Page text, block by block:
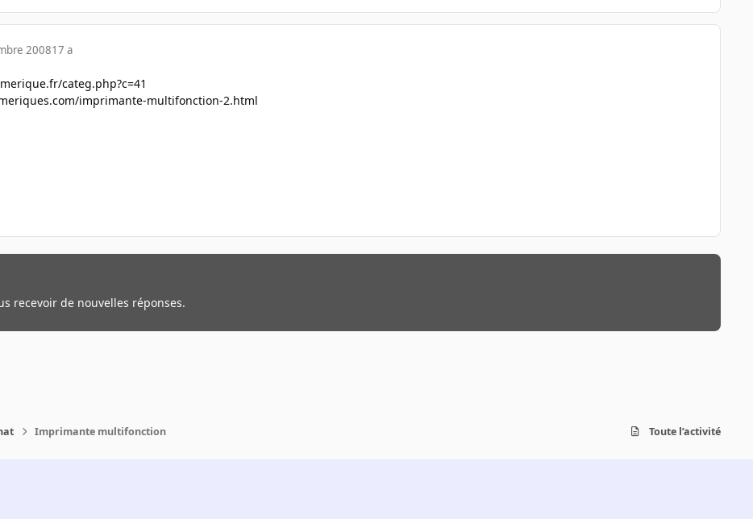
200817 a
categ.php?c=41
imprimante-multifonction-2.html
recevoir de nouvelles réponses.
Imprimante multifonction Toute l’activité